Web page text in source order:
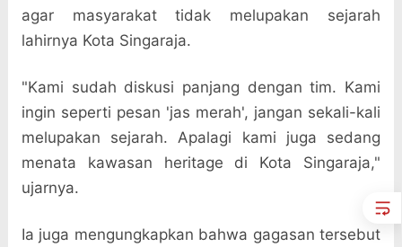
agar masyarakat tidak melupakan sejarah
lahirnya Kota Singaraja.
"Kami sudah diskusi panjang dengan tim. Kami
ingin seperti pesan 'jas merah', jangan sekali-kali
melupakan sejarah. Apalagi kami juga sedang
menata kawasan heritage di Kota Singaraja,"
ujarnya.
Ia juga mengungkapkan bahwa gagasan tersebut